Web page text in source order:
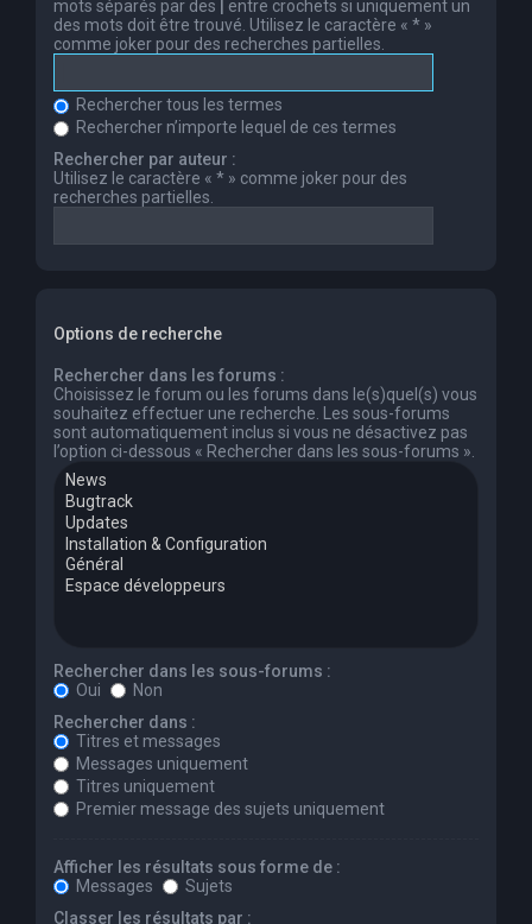
mots séparés par des
entre crochets si uniquement un
des mots doit être trouvé. Utilisez le caractère « * »
comme joker pour des recherches partielles.
Rechercher tous les termes
Rechercher n’importe lequel de ces termes
Rechercher par auteur :
Utilisez le caractère « * » comme joker pour des
recherches partielles.
Options de recherche
Rechercher dans les forums :
Choisissez le forum ou les forums dans le(s)quel(s) vous
souhaitez effectuer une recherche. Les sous-forums
sont automatiquement inclus si vous ne désactivez pas
l’option ci-dessous « Rechercher dans les sous-forums ».
Rechercher dans les sous-forums :
Oui
Non
Rechercher dans :
Titres et messages
Messages uniquement
Titres uniquement
Premier message des sujets uniquement
Afficher les résultats sous forme de :
Messages
Sujets
Classer les résultats par :